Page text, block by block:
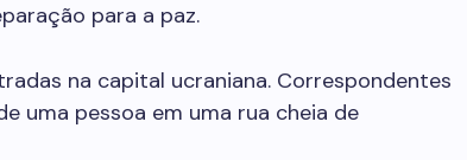
para a paz.
na capital ucraniana. Correspondentes
uma pessoa em uma rua cheia de